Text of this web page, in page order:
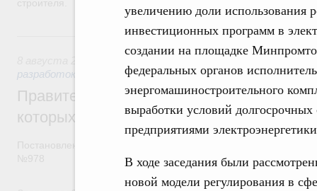
увеличению доли использования
инвестиционных программ в
создании на площадке
федеральных органов
энергомашиностроительного
выработки условий
предприятиями
В ходе заседания были
новой модели регулирования в
8 августа, суббота
Государственная политика в сфере
разработок
Правительство расширило перечень
которых освобождаются от НДФЛ